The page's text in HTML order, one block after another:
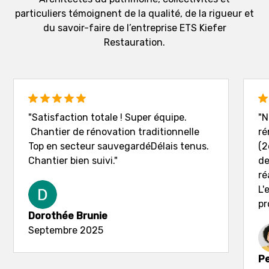
particuliers témoignent de la qualité, de la rigueur et
du savoir-faire de l’entreprise ETS Kiefer
Restauration.
"Satisfaction totale ! Super équipe.
Chantier de rénovation traditionnelle
Top en secteur sauvegardéDélais tenus.
Chantier bien suivi."
Dorothée Brunie
Septembre 2025